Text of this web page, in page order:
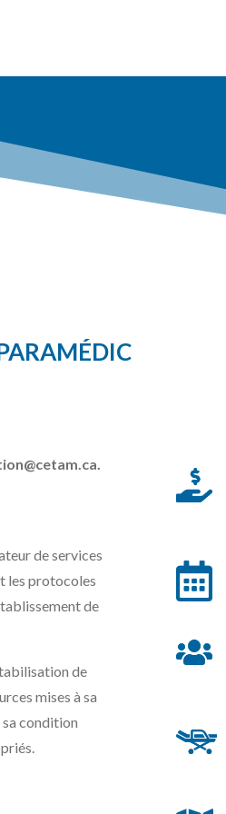
.
de services
les protocoles
de
de
mises à sa
condition